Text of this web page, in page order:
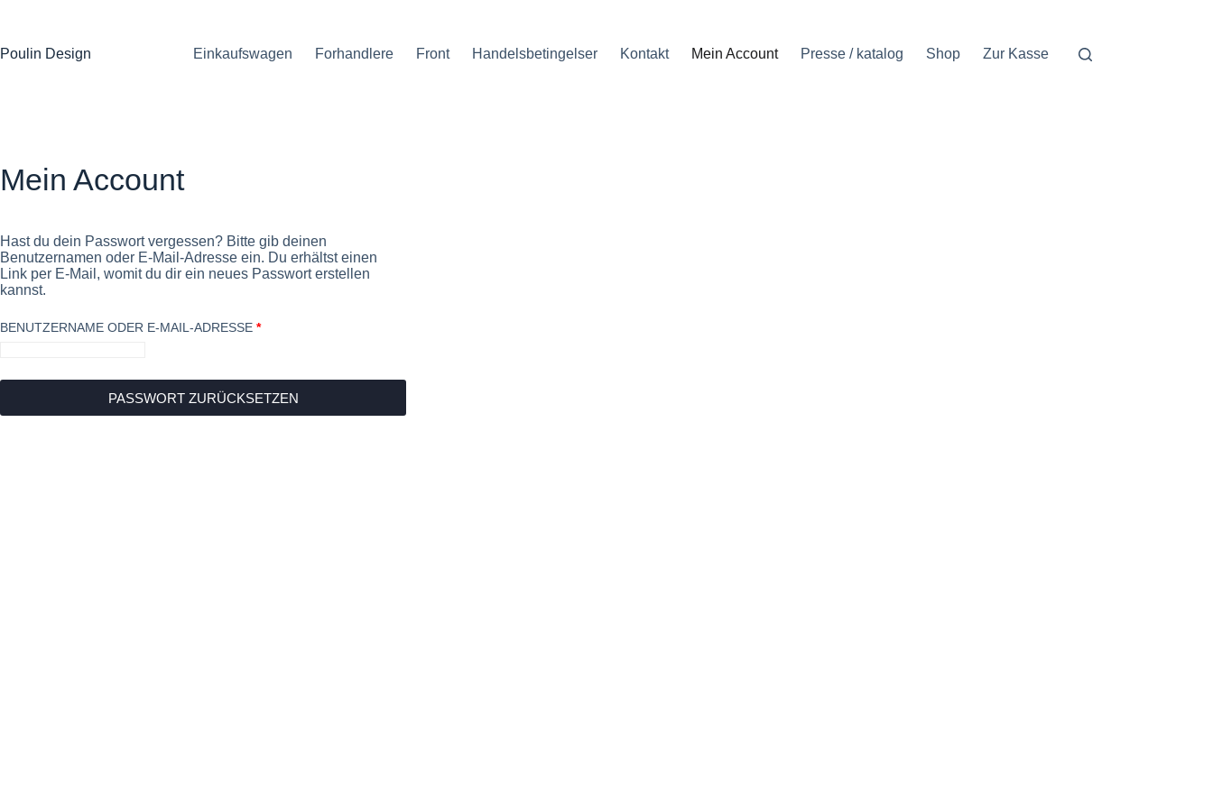
Poulin Design
Einkaufswagen Forhandlere Front Handelsbetingelser Kontakt Mein Account Presse / katalog Shop Zur Kasse
Mein Account
Hast du dein Passwort vergessen? Bitte gib deinen
Benutzernamen oder E-Mail-Adresse ein. Du erhältst einen
Link per E-Mail, womit du dir ein neues Passwort erstellen
kannst.
BENUTZERNAME ODER E-MAIL-ADRESSE *ERFORDERLICH
PASSWORT ZURÜCKSETZEN